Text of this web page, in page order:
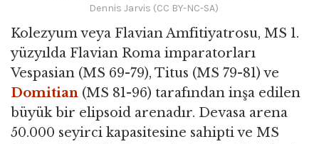
Dennis Jarvis (CC BY-NC-SA)
Kolezyum veya Flavian Amfitiyatrosu, MS 1.
yüzyılda Flavian Roma imparatorları
Vespasian (MS 69-79), Titus (MS 79-81) ve
Domitian (MS 81-96) tarafından inşa edilen
büyük bir elipsoid arenadır. Devasa arena
50.000 seyirci kapasitesine sahipti ve MS